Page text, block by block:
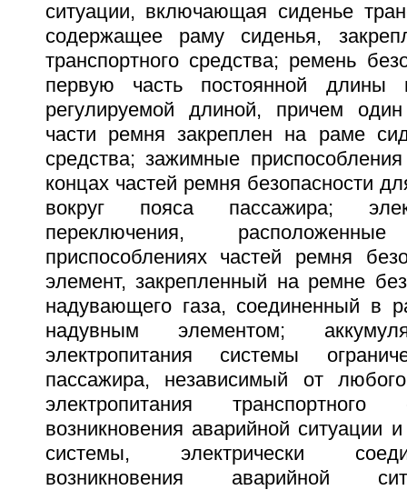
ситуации, включающая сиденье
содержащее раму сиденья,
транспортного средства; ремень
первую часть постоянной
регулируемой длиной, причем
части ремня закреплен на раме
средства; зажимные
концах частей ремня безопасности
вокруг пояса пассажира;
переключения,
приспособлениях частей ремня
элемент, закрепленный на ремне
надувающего газа, соединенный в
надувным элементом;
электропитания системы
пассажира, независимый от любого
электропитания
возникновения аварийной ситуации
системы, электрически
возникновения аварийной